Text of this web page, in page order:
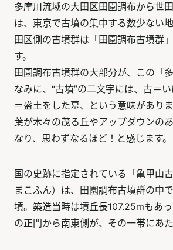
多摩川流域の大田区田園調布から世
は、東京で古墳の集中する数少ない
田区側の古墳群は「田園調布古墳群
す。
田園調布古墳群の大部分が、この「
なみに、“古墳”の二文字には、古＝
＝盛土をした墓、という意味があり
葉が木々の茂る丘やアップダウンの
なり、思わずなるほど！と感じます。
国の史跡に指定されている「亀甲山
まこふん）は、田園調布古墳群の中
墳。築造当時は墳丘長107.25mもあ
の正門から南東側が、その一帯にあた